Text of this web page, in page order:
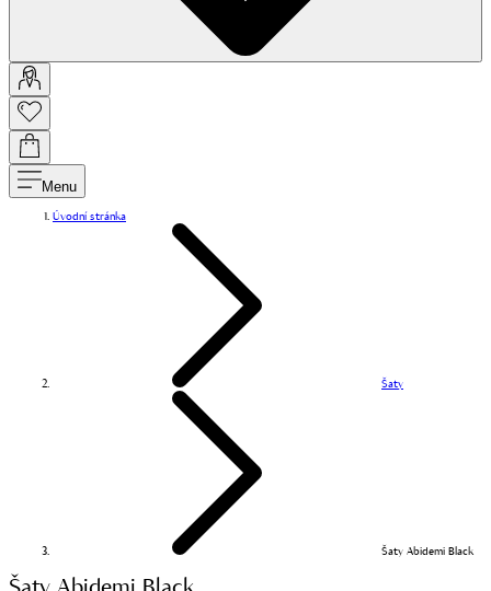
Menu
Úvodní stránka
Šaty
Šaty Abidemi Black